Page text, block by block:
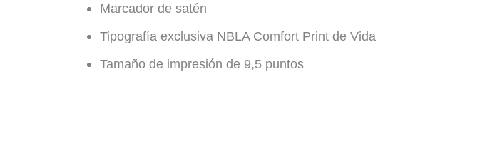
Marcador de satén
Tipografía exclusiva NBLA Comfort Print de Vida
Tamaño de impresión de 9,5 puntos